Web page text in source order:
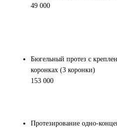
49 000
Бюгельный протез с
коронках (3 коронки)
153 000
Протезирование одно-